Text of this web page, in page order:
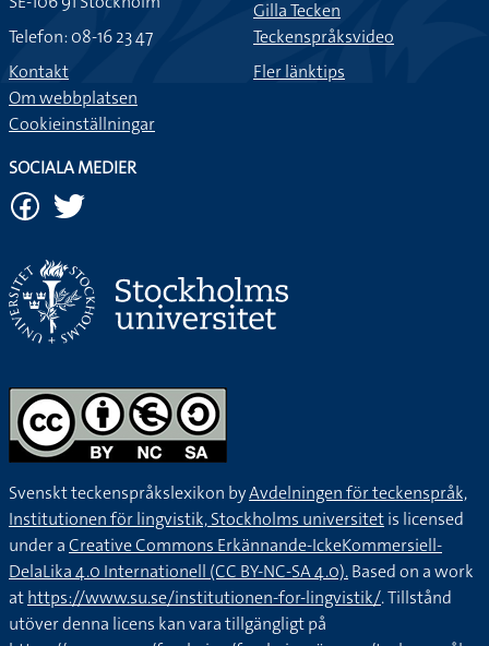
Telefon: 08-16 23 47
Kontakt
Om webbplatsen
Cookieinställningar
Gilla Tecken
Teckenspråksvideo
Fler länktips
SOCIALA MEDIER
Svenskt teckenspråkslexikon byAvdelningen för teckenspråk,
Institutionen för lingvistik, Stockholms universitetis licensed
under aCreative Commons Erkännande-IckeKommersiell-
DelaLika 4.0 Internationell (CC BY-NC-SA 4.0).Based on a work
athttps://www.su.se/institutionen-for-lingvistik/. Tillstånd
utöver denna licens kan vara tillgängligt på